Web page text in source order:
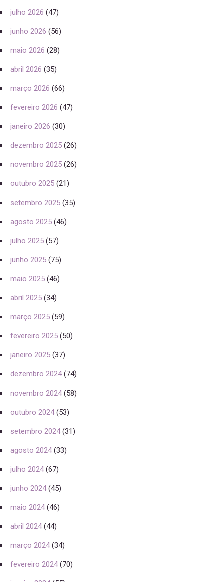
julho 2026 (47)
junho 2026 (56)
maio 2026 (28)
abril 2026 (35)
março 2026 (66)
fevereiro 2026 (47)
janeiro 2026 (30)
dezembro 2025 (26)
novembro 2025 (26)
outubro 2025 (21)
setembro 2025 (35)
agosto 2025 (46)
julho 2025 (57)
junho 2025 (75)
maio 2025 (46)
abril 2025 (34)
março 2025 (59)
fevereiro 2025 (50)
janeiro 2025 (37)
dezembro 2024(74)
novembro 2024(58)
outubro 2024(53)
setembro 2024(31)
agosto 2024(33)
julho 2024(67)
junho 2024(45)
maio 2024(46)
abril 2024(44)
março 2024(34)
fevereiro 2024(70)